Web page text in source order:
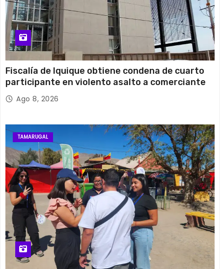
Fiscalía de Iquique obtiene condena de cuarto
participante en violento asalto a comerciante
Ago 8, 2026
TAMARUGAL